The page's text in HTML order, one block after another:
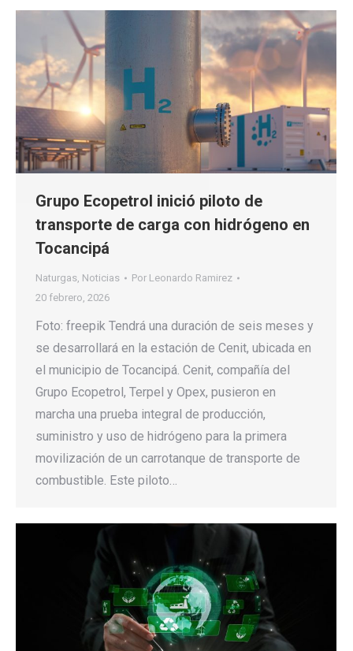
Grupo Ecopetrol inició piloto de
transporte de carga con hidrógeno en
Tocancipá
Naturgas, Noticias Por Leonardo Ramirez
20 febrero, 2026
Foto: freepik Tendrá una duración de seis meses y
se desarrollará en la estación de Cenit, ubicada en
el municipio de Tocancipá. Cenit, compañía del
Grupo Ecopetrol, Terpel y Opex, pusieron en
marcha una prueba integral de producción,
suministro y uso de hidrógeno para la primera
movilización de un carrotanque de transporte de
combustible. Este piloto…